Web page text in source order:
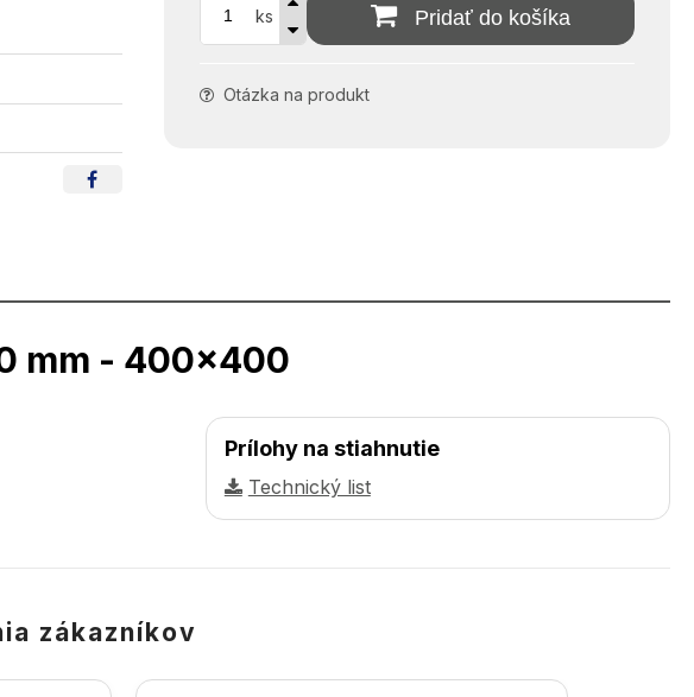
ks Pridať do košíka
Otázka na produkt
mm - 400x400
Prílohy na stiahnutie
Technický list
zákazníkov